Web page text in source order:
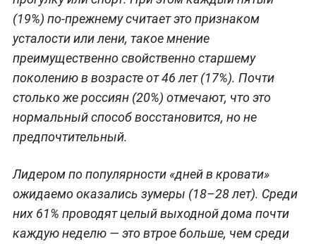
(19%) по-прежнему считает это признаком
усталости или лени, такое мнение
преимущественно свойственно старшему
поколению в возрасте от 46 лет (17%). Почти
столько же россиян (20%) отмечают, что это
нормальный способ восстановится, но не
предпочтительный.
Лидером по популярности «дней в кровати»
ожидаемо оказались зумеры (18–28 лет). Среди
них 61% проводят целый выходной дома почти
каждую неделю — это втрое больше, чем среди